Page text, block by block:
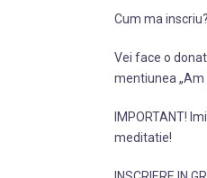
Cum ma
Vei face o
mentiunea „Am
IMPORTANT!
meditatie!